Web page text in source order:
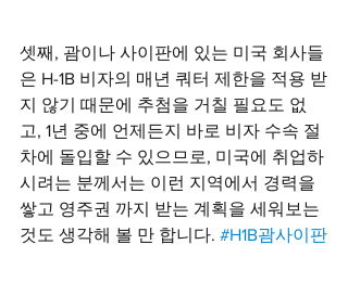
셋째, 괌이나 사이판에 있는 미국 회사들
은 H-1B 비자의 매년 쿼터 제한을 적용 받
지 않기 때문에 추첨을 거칠 필요도 없
고, 1년 중에 언제든지 바로 비자 수속 절
차에 돌입할 수 있으므로, 미국에 취업하
시려는 분께서는 이런 지역에서 경력을
쌓고 영주권 까지 받는 계획을 세워보는
것도 생각해 볼 만 합니다. #H1B괌사이판